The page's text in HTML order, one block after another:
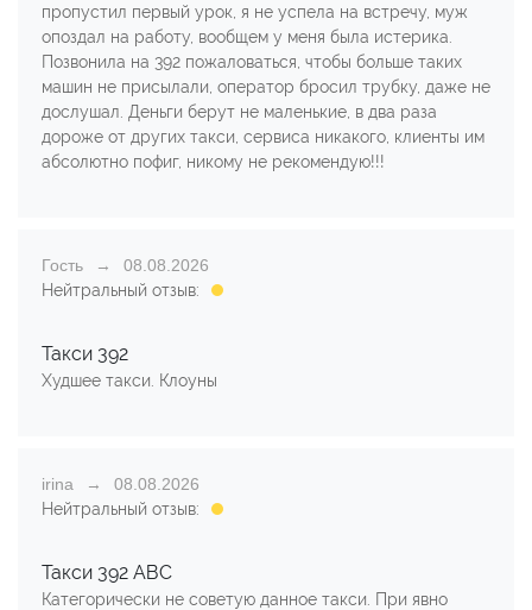
пропустил первый урок, я не успела на встречу, муж
опоздал на работу, вообщем у меня была истерика.
Позвонила на 392 пожаловаться, чтобы больше таких
машин не присылали, оператор бросил трубку, даже не
дослушал. Деньги берут не маленькие, в два раза
дороже от других такси, сервиса никакого, клиенты им
абсолютно пофиг, никому не рекомендую!!!
Гость
08.08.2026
Нейтральный отзыв:
Такси 392
Худшее такси. Клоуны
irina
08.08.2026
Нейтральный отзыв:
Такси 392 АВС
Категорически не советую данное такси. При явно